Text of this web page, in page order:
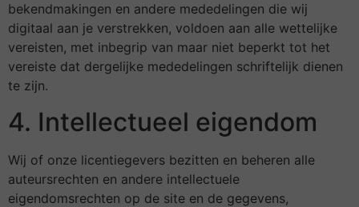
bekendmakingen en andere mededelingen die wij
digitaal aan je verstrekken, voldoen aan alle wettelijke
vereisten, met inbegrip van maar niet beperkt tot het
vereiste dat dergelijke mededelingen schriftelijk dienen
te zijn.
4. Intellectueel eigendom
Wij of onze licentiegevers bezitten en beheren alle
auteursrechten en andere intellectuele
eigendomsrechten op de site en de gegevens,